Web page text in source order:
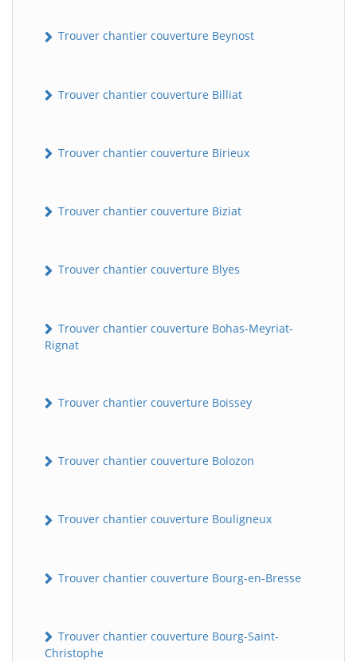
Trouver chantier couverture Beynost
Trouver chantier couverture Billiat
Trouver chantier couverture Birieux
Trouver chantier couverture Biziat
Trouver chantier couverture Blyes
Trouver chantier couverture Bohas-Meyriat-
Rignat
Trouver chantier couverture Boissey
Trouver chantier couverture Bolozon
Trouver chantier couverture Bouligneux
Trouver chantier couverture Bourg-en-Bresse
Trouver chantier couverture Bourg-Saint-
Christophe